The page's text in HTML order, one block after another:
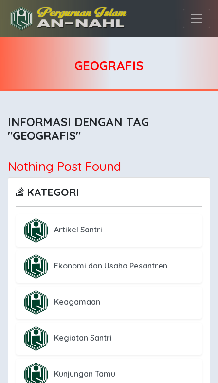
GEOGRAFIS
INFORMASI DENGAN TAG
"GEOGRAFIS"
Nothing Post Found
KATEGORI
Artikel Santri
Ekonomi dan Usaha Pesantren
Keagamaan
Kegiatan Santri
Kunjungan Tamu